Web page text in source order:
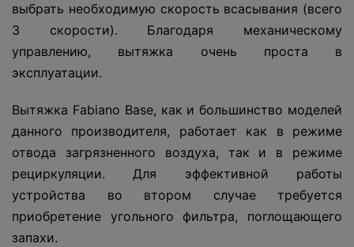
выбрать необходимую скорость всасывания (всего
3 скорости). Благодаря механическому
управлению, вытяжка очень проста в
эксплуатации.
Вытяжка Fabiano Base, как и большинство моделей
данного производителя, работает как в режиме
отвода загрязненного воздуха, так и в режиме
рециркуляции. Для эффективной работы
устройства во втором случае требуется
приобретение угольного фильтра, поглощающего
запахи.